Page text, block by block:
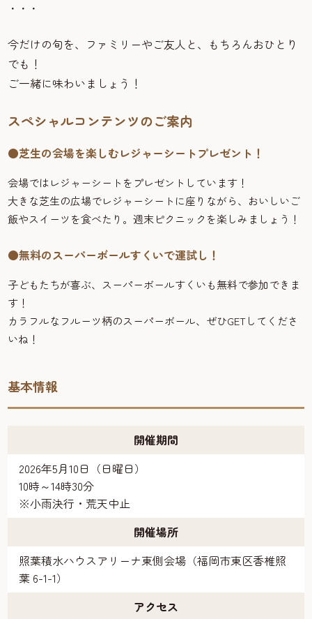
・・・
今だけの旬を、ファミリーやご友人と、もちろんおひとり
でも！
ご一緒に味わいましょう！
スペシャルコンテンツのご案内
●芝生の会場を楽しむレジャーシートプレゼント！
会場ではレジャーシートをプレゼントしています！
大きな芝生の広場でレジャーシートに座りながら、おいしいご
飯やスイーツを食べたり。週末ピクニックを楽しみましょう！
●無料のスーパーボールすくいで運試し！
子どもたちが喜ぶ、スーパーボールすくいも無料で参加できま
す！
カラフルなフルーツ柄のスーパーボール、ぜひGETしてくださ
いね！
基本情報
開催期間
2026年5月10日（日曜日）
10時～14時30分
※小雨決行・荒天中止
開催場所
照葉積水ハウスアリーナ東側会場（福岡市東区香椎照
葉 6-1-1）
アクセス